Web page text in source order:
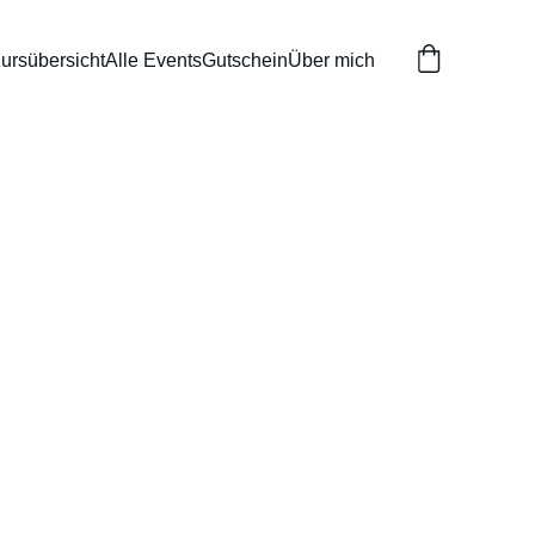
Alle EventsGutscheinÜber mich